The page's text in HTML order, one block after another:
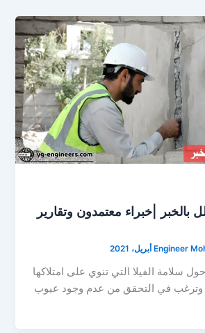
|خبراء معتمدون وتقارير
Engineer
سلامة الفيلا التي تنوي على امتلاكها
وترغب في التحقق من عدم وجود عيوب